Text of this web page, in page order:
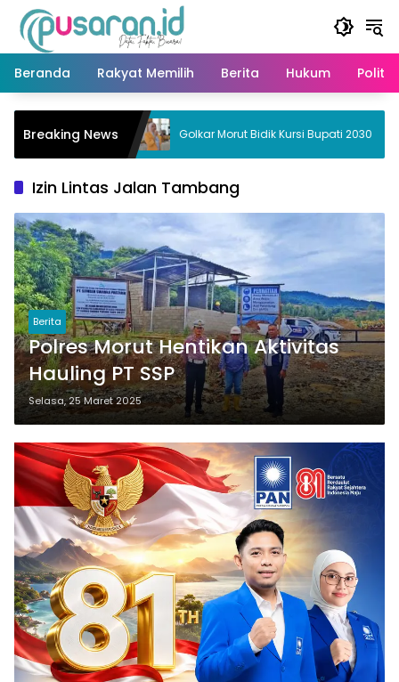
Langsung
konten
Beranda
Rakyat Memilih Berita Hukum Politik
Breaking News Golkar Morut Bidik Kursi Bupati 2030
Izin Lintas Jalan Tambang
Berita
Polres Morut Hentikan Aktivitas
Hauling PT SSP
Selasa, 25 Maret 2025